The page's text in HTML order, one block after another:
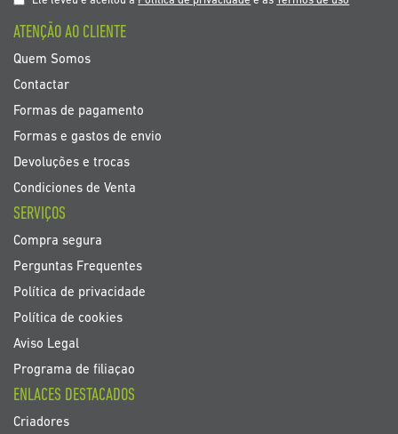
de
noticias
ATENÇÃO AO CLIENTE
Quem Somos
Contactar
Formas de pagamento
Formas e gastos de envio
Devoluções e trocas
Condiciones de Venta
SERVIÇOS
Compra segura
Perguntas Frequentes
Política de privacidade
Política de cookies
Aviso Legal
Programa de filiaçao
ENLACES DESTACADOS
Criadores